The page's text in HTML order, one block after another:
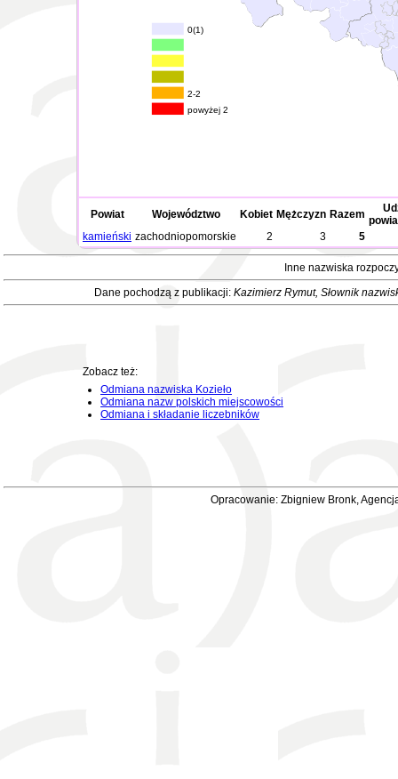
0(1)
2-2
powyżej 2
Powiat Województwo Kobiet Mężczyzn Razem
kamieński zachodniopomorskie 2 3 5
Inne nazwiska
Dane pochodzą z publikacji: Kazimierz Rymut, Słownik
Zobacz też:
Odmiana nazwiska Kozieło
Odmiana nazw polskich miejscowości
Odmiana i składanie liczebników
Opracowanie: Zbigniew Bronk,